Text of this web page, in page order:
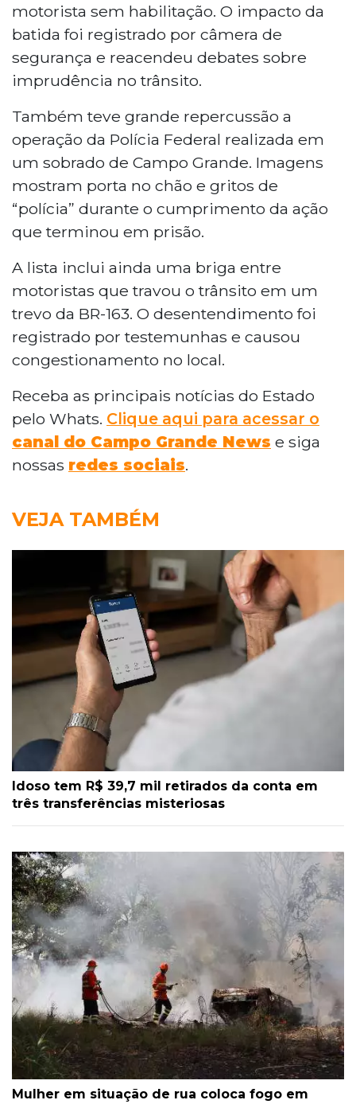
motorista sem habilitação. O impacto da
batida foi registrado por câmera de
segurança e reacendeu debates sobre
imprudência no trânsito.
Também teve grande repercussão a
operação da Polícia Federal realizada em
um sobrado de Campo Grande. Imagens
mostram porta no chão e gritos de
“polícia” durante o cumprimento da ação
que terminou em prisão.
A lista inclui ainda uma briga entre
motoristas que travou o trânsito em um
trevo da BR-163. O desentendimento foi
registrado por testemunhas e causou
congestionamento no local.
Receba as principais notícias do Estado
pelo Whats. Clique aqui para acessar o
canal do Campo Grande News e siga
nossas redes sociais.
VEJA TAMBÉM
Idoso tem R$ 39,7 mil retirados da conta em
três transferências misteriosas
Mulher em situação de rua coloca fogo em